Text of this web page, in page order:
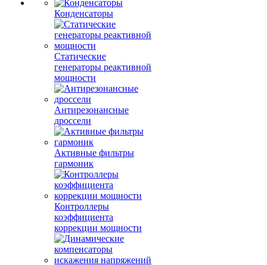
Конденсаторы
Статические
генераторы реактивной
мощности
Антирезонансные
дроссели
Активные фильтры
гармоник
Контроллеры
коэффициента
коррекции мощности